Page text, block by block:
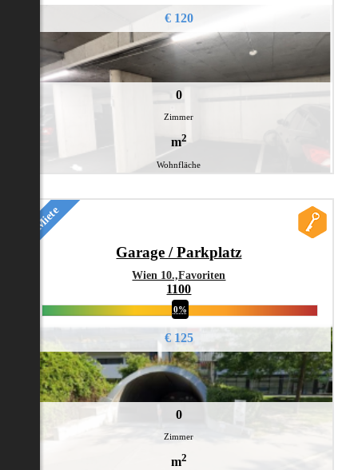
€ 120
0
Zimmer
m2
Wohnfläche
Garage / Parkplatz
Wien 10.,Favoriten
1100
0%
Miete
€ 125
0
Zimmer
m2